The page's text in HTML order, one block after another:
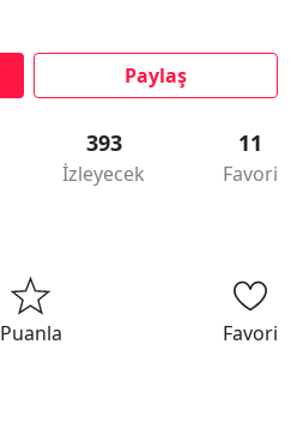
Paylaş
393
İzleyecek
11
Favori
Puanla Favori